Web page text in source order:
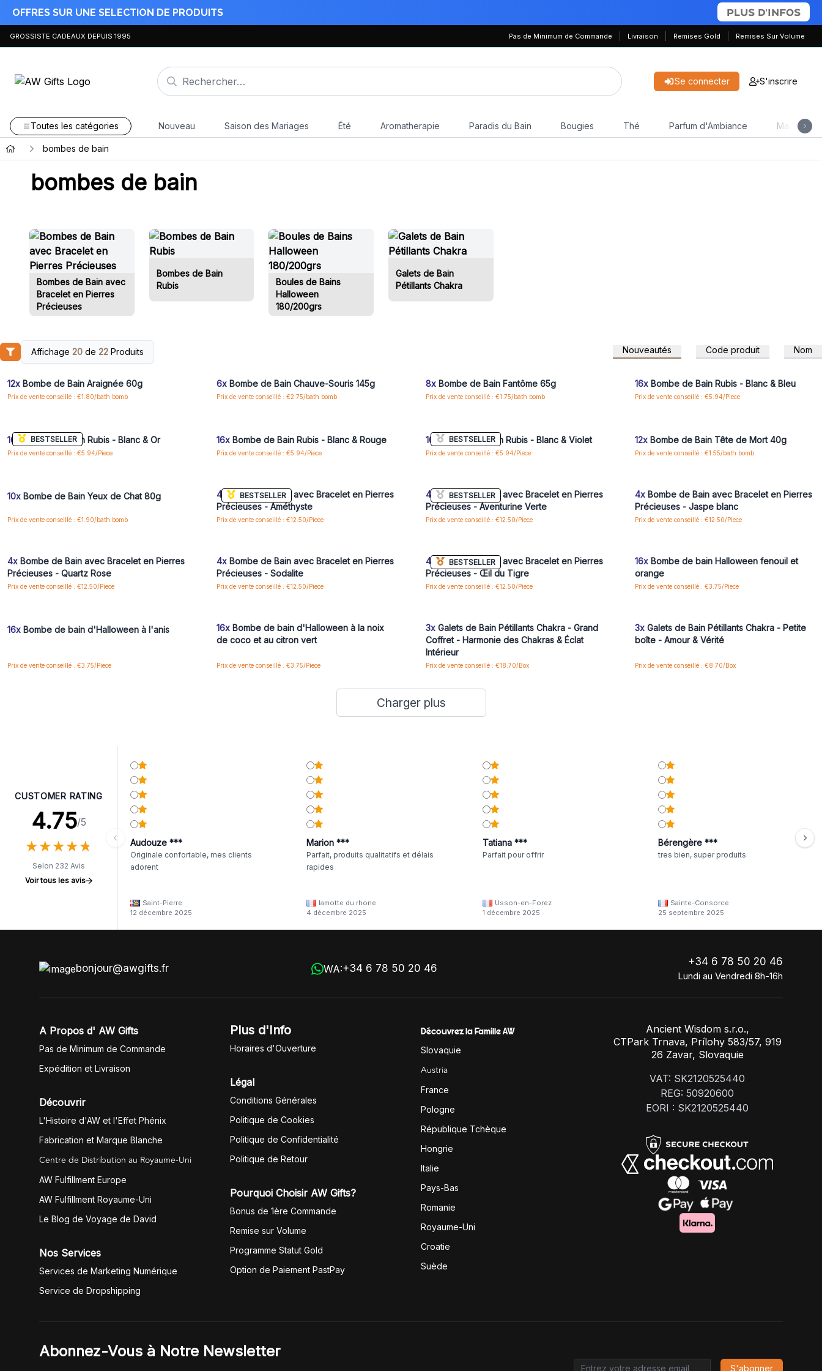
OFFRES SUR UNE SELECTION DE PRODUITS PLUS D'INFOS
GROSSISTE CADEAUX DEPUIS 1995 Pas de Minimum de Commande Livraison Remises Gold Remises Sur Volume
Se connecter S'inscrire
Toutes les catégories Nouveau Saison des Mariages Été Aromatherapie Paradis du Bain Bougies Thé Parfum d'Ambiance Maison &
bombes de bain
bombes de bain
Bombes de Bain avec
Bracelet en Pierres
Précieuses
Bombes de Bain
Rubis
Boules de Bains
Halloween
180/200grs
Galets de Bain
Pétillants Chakra
Affichage 20de 22Produits Nouveautés Code produit Nom
Connectez-vous ou inscrivez-vous pour accéder
aux prix de gros
12x Bombe de Bain Araignée 60g
Prix de vente conseillé : €1.80/bath bomb
6x Bombe de Bain Chauve-Souris 145g
Prix de vente conseillé : €2.75/bath bomb
8x Bombe de Bain Fantôme 65g
Prix de vente conseillé : €1.75/bath bomb
Connectez-vous ou inscrivez-vous pour accéder
aux prix de gros
16x Bombe de Bain Rubis - Blanc & Bleu
Prix de vente conseillé : €5.94/Piece
BESTSELLER
16xBombe de Bain Rubis - Blanc & Or
Prix de vente conseillé : €5.94/Piece
16x Bombe de Bain Rubis - Blanc & Rouge
Prix de vente conseillé : €5.94/Piece
BESTSELLER
16xBombe de Bain Rubis - Blanc & Violet
Prix de vente conseillé : €5.94/Piece
12x Bombe de Bain Tête de Mort 40g
Prix de vente conseillé : €1.55/bath bomb
10x Bombe de Bain Yeux de Chat 80g
Prix de vente conseillé : €1.90/bath bomb
BESTSELLER
4x Bombe de Bain avec Bracelet en Pierres
Précieuses - Améthyste
Prix de vente conseillé : €12.50/Piece
BESTSELLER
4x Bombe de Bain avec Bracelet en Pierres
Précieuses - Aventurine Verte
Prix de vente conseillé : €12.50/Piece
4x Bombe de Bain avec Bracelet en Pierres
Précieuses - Jaspe blanc
Prix de vente conseillé : €12.50/Piece
4x Bombe de Bain avec Bracelet en Pierres
Précieuses - Quartz Rose
Prix de vente conseillé : €12.50/Piece
4x Bombe de Bain avec Bracelet en Pierres
Précieuses - Sodalite
Prix de vente conseillé : €12.50/Piece
BESTSELLER
4x Bombe de Bain avec Bracelet en Pierres
Précieuses - Œil du Tigre
Prix de vente conseillé : €12.50/Piece
16x Bombe de bain Halloween fenouil et
orange
Prix de vente conseillé : €3.75/Piece
16x Bombe de bain d'Halloween à l'anis
Prix de vente conseillé : €3.75/Piece
16x Bombe de bain d'Halloween à la noix
de coco et au citron vert
Prix de vente conseillé : €3.75/Piece
3x Galets de Bain Pétillants Chakra - Grand
Coffret - Harmonie des Chakras & Éclat
Intérieur
Prix de vente conseillé : €18.70/Box
3x Galets de Bain Pétillants Chakra - Petite
boîte - Amour & Vérité
Prix de vente conseillé : €8.70/Box
Charger plus
CUSTOMER RATING
4.75/5
★★★★★
★★★★★
Selon 232 Avis
Voir tous les avis
Audouze ***
Originale confortable, mes clients
adorent
Saint-Pierre
12 décembre 2025
Marion ***
Parfait, produits qualitatifs et délais
rapides
lamotte du rhone
4 décembre 2025
Tatiana ***
Parfait pour offrir
Usson-en-Forez
1 décembre 2025
Bérengère ***
tres bien, super produits
Sainte-Consorce
25 septembre 2025
bonjour@awgifts.fr WA:+34 6 78 50 20 46
+34 6 78 50 20 46
Lundi au Vendredi 8h-16h
A Propos d' AW Gifts
Pas de Minimum de Commande
Expédition et Livraison
Découvrir
L'Histoire d'AW et l'Effet Phénix
Fabrication et Marque Blanche
Centre de Distribution au Royaume-Uni
AW Fulfillment Europe
AW Fulfillment Royaume-Uni
Le Blog de Voyage de David
Nos Services
Services de Marketing Numérique
Service de Dropshipping
Plus d'Info
Horaires d'Ouverture
Légal
Conditions Générales
Politique de Cookies
Politique de Confidentialité
Politique de Retour
Pourquoi Choisir AW Gifts?
Bonus de 1ère Commande
Remise sur Volume
Programme Statut Gold
Option de Paiement PastPay
Découvrez la Famille AW
Slovaquie
Austria
France
Pologne
République Tchèque
Hongrie
Italie
Pays-Bas
Romanie
Royaume-Uni
Croatie
Suède
Ancient Wisdom s.r.o.,
CTPark Trnava, Prílohy 583/57, 919
26 Zavar, Slovaquie
VAT: SK2120525440
REG: 50920600
EORI : SK2120525440
Abonnez-Vous à Notre Newsletter
S'abonner